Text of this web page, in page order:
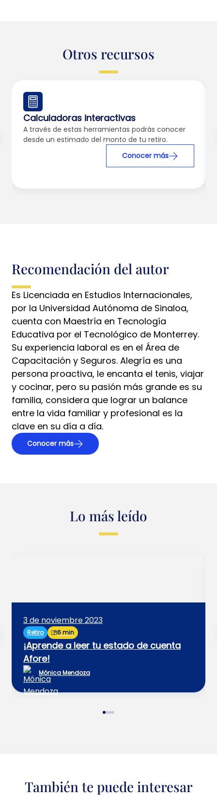
Otros recursos
Calculadoras interactivas
A través de estas herramientas podrás conocer
desde un estimado del monto de tu retiro.
Conocer más
Recomendación del autor
Es Licenciada en Estudios Internacionales,
por la Universidad Autónoma de Sinaloa,
cuenta con Maestría en Tecnología
Educativa por el Tecnológico de Monterrey.
Su experiencia laboral es en el Área de
Capacitación y Seguros. Alegría es una
persona proactiva, le encanta el tenis, viajar
y cocinar, pero su pasión más grande es su
familia, considera que lograr un balance
entre la vida familiar y profesional es la
clave en su día a día.
Conocer más
Lo más leído
3 de noviembre 2023
Retiro 6 min
¡Aprende a leer tu estado de cuenta
Afore!
Mónica Mendoza
También te puede interesar